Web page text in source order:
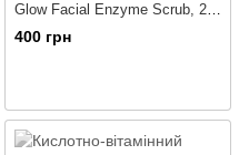
Glow Facial Enzyme Scrub, 20
мл
400 грн